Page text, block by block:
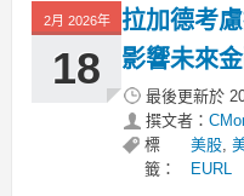
2月 2026年
18
拉加德考
影響未來
最後更新於
撰文者：
標
籤：
美股,
EURL